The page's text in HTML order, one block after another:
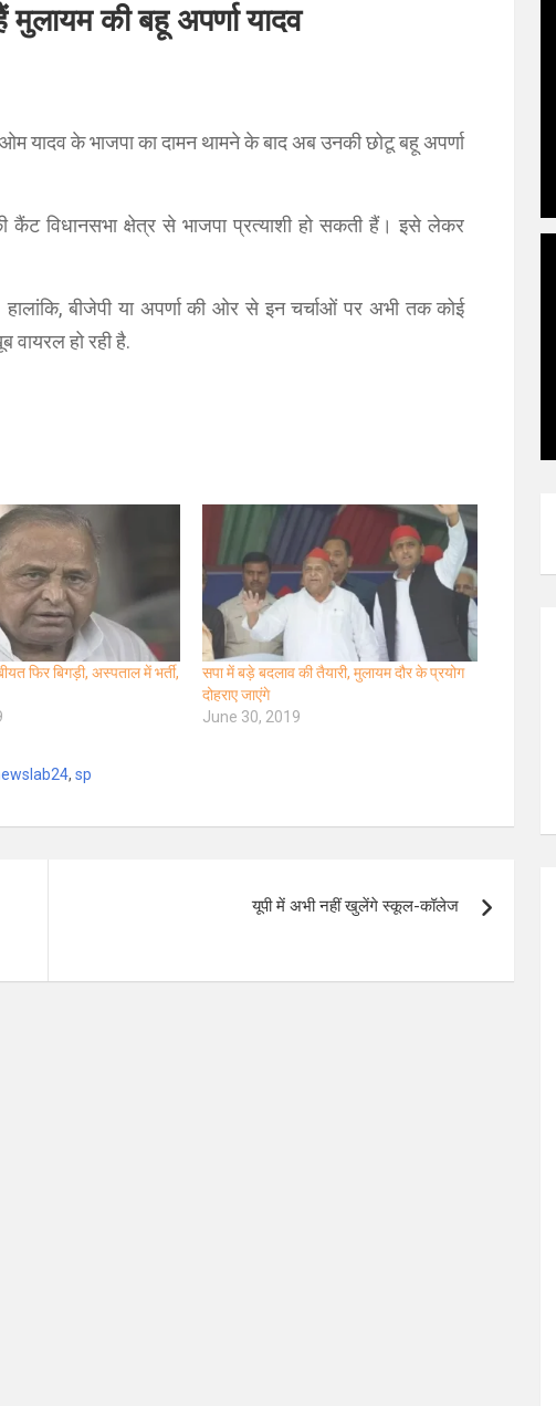
मुलायम की बहू अपर्णा यादव
यादव के भाजपा का दामन थामने के बाद अब उनकी छोटू बहू अपर्णा
विधानसभा क्षेत्र से भाजपा प्रत्याशी हो सकती हैं। इसे लेकर
बीजेपी या अपर्णा की ओर से इन चर्चाओं पर अभी तक कोई
वायरल हो रही है.
फिर बिगड़ी, अस्पताल में भर्ती,
सपा में बड़े बदलाव की तैयारी, मुलायम दौर के प्रयोग
दोहराए जाएंगे
June 30, 2019
, sp
यूपी में अभी नहीं खुलेंगे स्कूल-कॉलेज